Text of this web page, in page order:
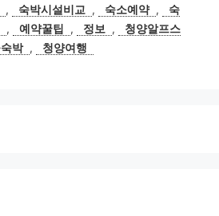
, 숙박시설비교 , 숙소예약 ,
숙
, 예약꿀팁 , 정보 ,
청양알프스
박 , 청양여행